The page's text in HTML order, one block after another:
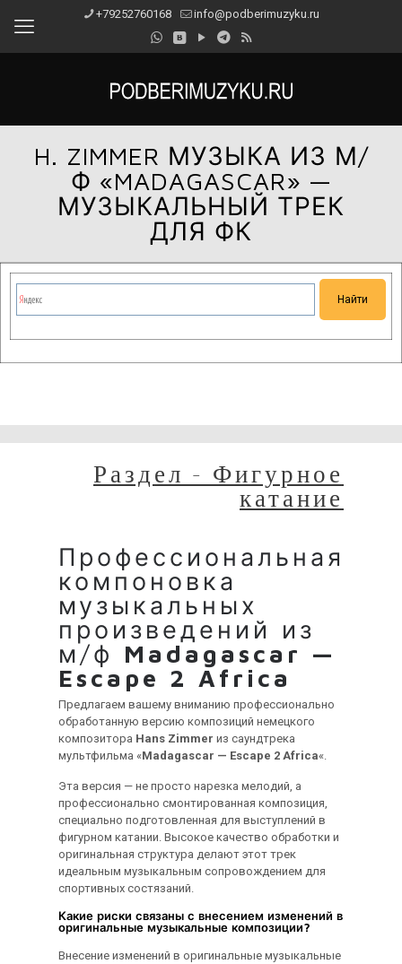
+79252760168 info@podberimuzyku.ru
H. ZIMMER МУЗЫКА ИЗ М/
Ф «MADAGASCAR» —
МУЗЫКАЛЬНЫЙ ТРЕК
ДЛЯ ФК
Раздел - Фигурное
катание
Профессиональная
компоновка
музыкальных
произведений из
м/ф Madagascar —
Escape 2 Africa
Предлагаем вашему вниманию профессионально
обработанную версию композиций немецкого
композитора Hans Zimmer из саундтрека
мультфильма «Madagascar — Escape 2 Africa«.
Эта версия — не просто нарезка мелодий, а
профессионально смонтированная композиция,
специально подготовленная для выступлений в
фигурном катании. Высокое качество обработки и
оригинальная структура делают этот трек
идеальным музыкальным сопровождением для
спортивных состязаний.
Какие риски связаны с внесением изменений в
оригинальные музыкальные композиции?
Внесение изменений в оригинальные музыкальные